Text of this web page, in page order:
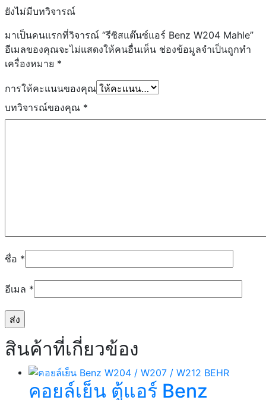
ยังไม่มีบทวิจารณ์
มาเป็นคนแรกที่วิจารณ์ “รีซิสแต๊นซ์แอร์ Benz W204 Mahle”
อีเมลของคุณจะไม่แสดงให้คนอื่นเห็น ช่องข้อมูลจำเป็นถูกทำ
เครื่องหมาย *
การให้คะแนนของคุณ
บทวิจารณ์ของคุณ *
ชื่อ *
อีเมล *
สินค้าที่เกี่ยวข้อง
คอยล์เย็น ตู้แอร์ Benz